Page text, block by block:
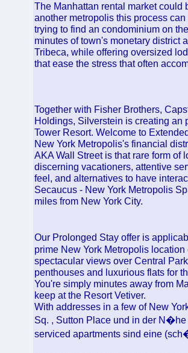
The Manhattan rental market
another metropolis this process
trying to find an condominium on
minutes of town's monetary district
Tribeca, while offering oversized
that ease the stress that often
Together with Fisher Brothers,
Holdings, Silverstein is creating an
Tower Resort. Welcome to
New York Metropolis's financial
AKA Wall Street is that rare form of
discerning vacationers, attentive
feel, and alternatives to have
Secaucus - New York Metropolis
miles from New York City.
Our Prolonged Stay offer is
prime New York Metropolis
spectacular views over Central
penthouses and luxurious flats for
You're simply minutes away from
keep at the Resort Vetiver.
With addresses in a few of New
Sq. , Sutton Place und in der
serviced apartments sind eine